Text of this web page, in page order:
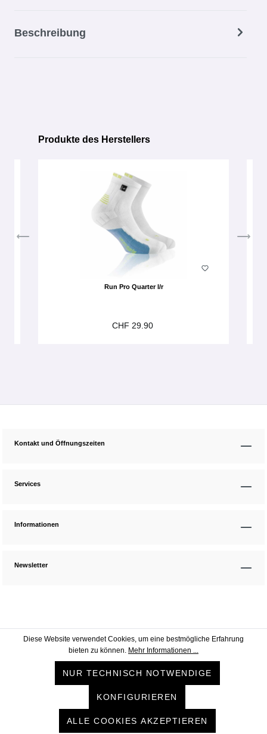
Beschreibung
Produktgalerie überspringen
Produkte des Herstellers
Run Pro Quarter l/r
CHF 29.90
Kontakt und Öffnungszeiten
Services
Informationen
Newsletter
Diese Website verwendet Cookies, um eine bestmögliche Erfahrung
bieten zu können. Mehr Informationen ...
NUR TECHNISCH NOTWENDIGE
KONFIGURIEREN
ALLE COOKIES AKZEPTIEREN